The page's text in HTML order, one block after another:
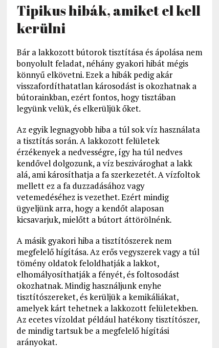
Tipikus hibák, amiket el kell
kerülni
Bár a lakkozott bútorok tisztítása és ápolása nem
bonyolult feladat, néhány gyakori hibát mégis
könnyű elkövetni. Ezek a hibák pedig akár
visszafordíthatatlan károsodást is okozhatnak a
bútorainkban, ezért fontos, hogy tisztában
legyünk velük, és elkerüljük őket.
Az egyik legnagyobb hiba a túl sok víz használata
a tisztítás során. A lakkozott felületek
érzékenyek a nedvességre, így ha túl nedves
kendővel dolgozunk, a víz beszivároghat a lakk
alá, ami károsíthatja a fa szerkezetét. A vízfoltok
mellett ez a fa duzzadásához vagy
vetemedéséhez is vezethet. Ezért mindig
ügyeljünk arra, hogy a kendőt alaposan
kicsavarjuk, mielőtt a bútort áttörölnénk.
A másik gyakori hiba a tisztítószerek nem
megfelelő hígítása. Az erős vegyszerek vagy a túl
tömény oldatok feloldhatják a lakkot,
elhomályosíthatják a fényét, és foltosodást
okozhatnak. Mindig használjunk enyhe
tisztítószereket, és kerüljük a kemikáliákat,
amelyek kárt tehetnek a lakkozott felületekben.
Az ecetes vízoldat például hatékony tisztítószer,
de mindig tartsuk be a megfelelő hígítási
arányokat.